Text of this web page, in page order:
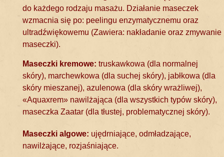
do każdego rodzaju masażu. Działanie maseczek
wzmacnia się po: peelingu enzymatycznemu oraz
ultradźwiękowemu (Zawiera: nakładanie oraz zmywanie
maseczki).
Maseczki kremowe: truskawkowa (dla normalnej
skóry), marchewkowa (dla suchej skóry), jabłkowa (dla
skóry mieszanej), azulenowa (dla skóry wrażliwej),
«Aquaxrem» nawilżająca (dla wszystkich typów skóry),
maseczka Zaatar (dla tłustej, problematycznej skóry).
Maseczki algowe: ujędrniające, odmładzające,
nawilżające, rozjaśniające.